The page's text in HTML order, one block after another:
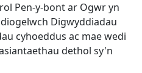
Pen-y-bont ar Ogwr yn
Digwyddiadau
cyhoeddus ac mae wedi
dethol sy'n